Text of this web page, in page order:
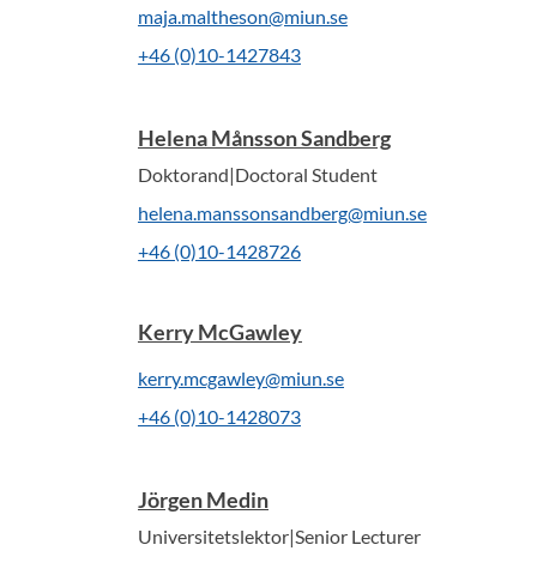
maja.maltheson@miun.se
+46 (0)10-1427843
Helena Månsson Sandberg
Doktorand|Doctoral Student
helena.manssonsandberg@miun.se
+46 (0)10-1428726
Kerry McGawley
kerry.mcgawley@miun.se
+46 (0)10-1428073
Jörgen Medin
Universitetslektor|Senior Lecturer